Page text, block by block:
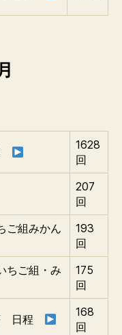
1628
回
207
回
組みかん
193
回
ご組・み
175
回
日程
168
回